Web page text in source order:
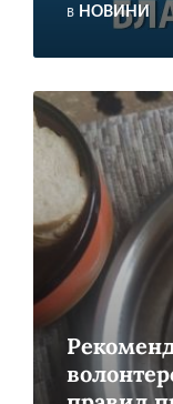
в НОВИНИ
Читати
більше